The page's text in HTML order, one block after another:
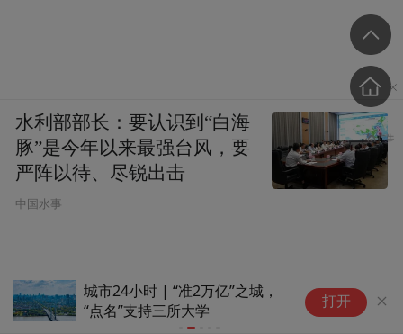
城市24小时 | “准2万亿”之城，
“点名”支持三所大学
打开
水利部部长：要认识到“白海
豚”是今年以来最强台风，要
严阵以待、尽锐出击
中国水事